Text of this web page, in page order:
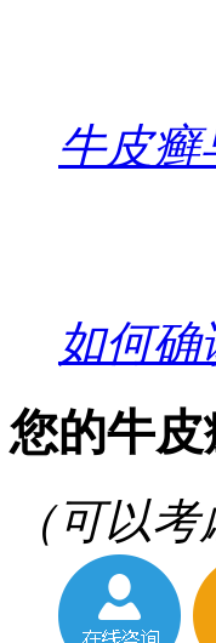
牛皮癣
如何
您的牛皮
（可以